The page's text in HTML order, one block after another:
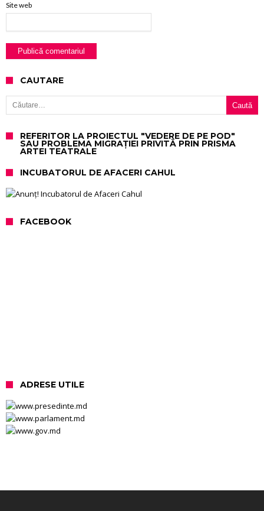
Site web
CAUTARE
Caută după:
REFERITOR LA PROIECTUL "VEDERE DE PE POD"
SAU PROBLEMA MIGRAȚIEI PRIVITĂ PRIN PRISMA
ARTEI TEATRALE
INCUBATORUL DE AFACERI CAHUL
FACEBOOK
ADRESE UTILE